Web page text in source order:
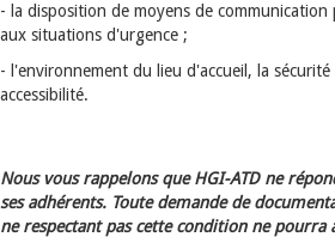
- la disposition de moyens de
aux situations d'urgence ;
- l'environnement du lieu d'accueil, la
accessibilité.
Nous vous rappelons que HGI-ATD ne
ses adhérents. Toute demande de
ne respectant pas cette condition ne pourra